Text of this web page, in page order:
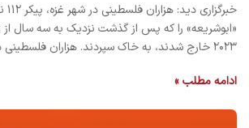
«ابوشریعه» را که پس از گذشت نزدیک به سه سال از
۲۰۲۳ خارج شدند، به خاک سپردند. هزاران فلسطینی در شهر غزه در…
ادامه مطلب »